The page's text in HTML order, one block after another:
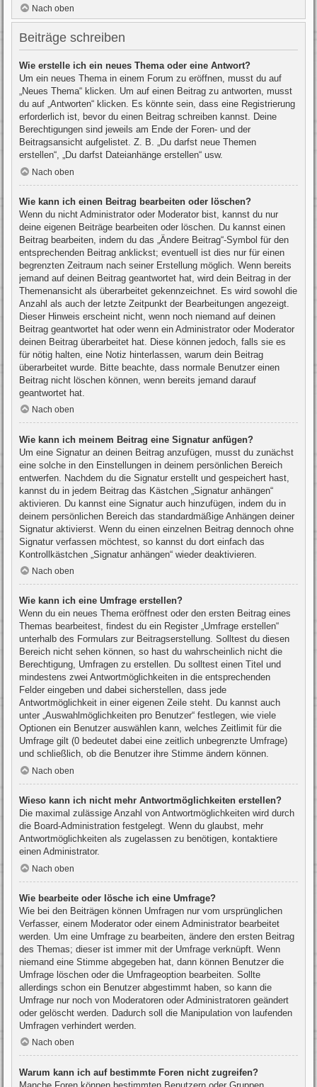
Nach oben
Beiträge schreiben
Wie erstelle ich ein neues Thema oder eine Antwort?
Um ein neues Thema in einem Forum zu eröffnen, musst du auf
„Neues Thema“ klicken. Um auf einen Beitrag zu antworten, musst
du auf „Antworten“ klicken. Es könnte sein, dass eine Registrierung
erforderlich ist, bevor du einen Beitrag schreiben kannst. Deine
Berechtigungen sind jeweils am Ende der Foren- und der
Beitragsansicht aufgelistet. Z. B. „Du darfst neue Themen
erstellen“, „Du darfst Dateianhänge erstellen“ usw.
Nach oben
Wie kann ich einen Beitrag bearbeiten oder löschen?
Wenn du nicht Administrator oder Moderator bist, kannst du nur
deine eigenen Beiträge bearbeiten oder löschen. Du kannst einen
Beitrag bearbeiten, indem du das „Ändere Beitrag“-Symbol für den
entsprechenden Beitrag anklickst; eventuell ist dies nur für einen
begrenzten Zeitraum nach seiner Erstellung möglich. Wenn bereits
jemand auf deinen Beitrag geantwortet hat, wird dein Beitrag in der
Themenansicht als überarbeitet gekennzeichnet. Es wird sowohl die
Anzahl als auch der letzte Zeitpunkt der Bearbeitungen angezeigt.
Dieser Hinweis erscheint nicht, wenn noch niemand auf deinen
Beitrag geantwortet hat oder wenn ein Administrator oder Moderator
deinen Beitrag überarbeitet hat. Diese können jedoch, falls sie es
für nötig halten, eine Notiz hinterlassen, warum dein Beitrag
überarbeitet wurde. Bitte beachte, dass normale Benutzer einen
Beitrag nicht löschen können, wenn bereits jemand darauf
geantwortet hat.
Nach oben
Wie kann ich meinem Beitrag eine Signatur anfügen?
Um eine Signatur an deinen Beitrag anzufügen, musst du zunächst
eine solche in den Einstellungen in deinem persönlichen Bereich
entwerfen. Nachdem du die Signatur erstellt und gespeichert hast,
kannst du in jedem Beitrag das Kästchen „Signatur anhängen“
aktivieren. Du kannst eine Signatur auch hinzufügen, indem du in
deinem persönlichen Bereich das standardmäßige Anhängen deiner
Signatur aktivierst. Wenn du einen einzelnen Beitrag dennoch ohne
Signatur verfassen möchtest, so kannst du dort einfach das
Kontrollkästchen „Signatur anhängen“ wieder deaktivieren.
Nach oben
Wie kann ich eine Umfrage erstellen?
Wenn du ein neues Thema eröffnest oder den ersten Beitrag eines
Themas bearbeitest, findest du ein Register „Umfrage erstellen“
unterhalb des Formulars zur Beitragserstellung. Solltest du diesen
Bereich nicht sehen können, so hast du wahrscheinlich nicht die
Berechtigung, Umfragen zu erstellen. Du solltest einen Titel und
mindestens zwei Antwortmöglichkeiten in die entsprechenden
Felder eingeben und dabei sicherstellen, dass jede
Antwortmöglichkeit in einer eigenen Zeile steht. Du kannst auch
unter „Auswahlmöglichkeiten pro Benutzer“ festlegen, wie viele
Optionen ein Benutzer auswählen kann, welches Zeitlimit für die
Umfrage gilt (0 bedeutet dabei eine zeitlich unbegrenzte Umfrage)
und schließlich, ob die Benutzer ihre Stimme ändern können.
Nach oben
Wieso kann ich nicht mehr Antwortmöglichkeiten erstellen?
Die maximal zulässige Anzahl von Antwortmöglichkeiten wird durch
die Board-Administration festgelegt. Wenn du glaubst, mehr
Antwortmöglichkeiten als zugelassen zu benötigen, kontaktiere
einen Administrator.
Nach oben
Wie bearbeite oder lösche ich eine Umfrage?
Wie bei den Beiträgen können Umfragen nur vom ursprünglichen
Verfasser, einem Moderator oder einem Administrator bearbeitet
werden. Um eine Umfrage zu bearbeiten, ändere den ersten Beitrag
des Themas; dieser ist immer mit der Umfrage verknüpft. Wenn
niemand eine Stimme abgegeben hat, dann können Benutzer die
Umfrage löschen oder die Umfrageoption bearbeiten. Sollte
allerdings schon ein Benutzer abgestimmt haben, so kann die
Umfrage nur noch von Moderatoren oder Administratoren geändert
oder gelöscht werden. Dadurch soll die Manipulation von laufenden
Umfragen verhindert werden.
Nach oben
Warum kann ich auf bestimmte Foren nicht zugreifen?